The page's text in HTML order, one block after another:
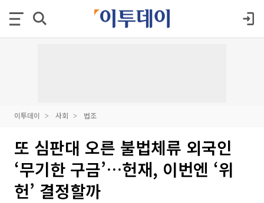
이투데이 사회 법조
또 심판대 오른 불법체류 외국인
‘무기한 구금’…헌재, 이번엔 ‘위
헌’ 결정할까